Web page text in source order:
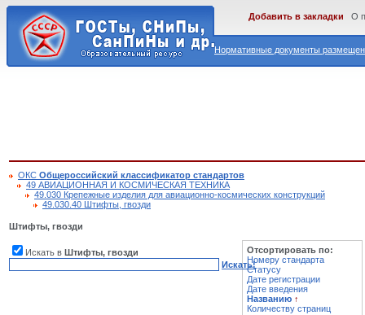
Нормативные документы
Добавить в закладки О
ОКС Общероссийский классификатор стандартов
49 АВИАЦИОННАЯ И КОСМИЧЕСКАЯ ТЕХНИКА
49.030 Крепежные изделия для авиационно-космических конструкций
49.030.40 Штифты, гвозди
Штифты, гвозди
Искать в Штифты, гвозди
Искать!
Отсортировать по:
Номеру стандарта
Статусу
Дате регистрации
Дате введения
Названию ↑
Количеству страниц